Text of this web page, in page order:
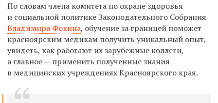
По словам члена комитета по охране здоровья
и социальной политике Законодательного Собрания
Владимира Фокина, обучение за границей поможет
красноярским медикам получить уникальный опыт,
увидеть, как работают их зарубежные коллеги,
а главное — применить полученные знания
в медицинских учреждениях Красноярского края.